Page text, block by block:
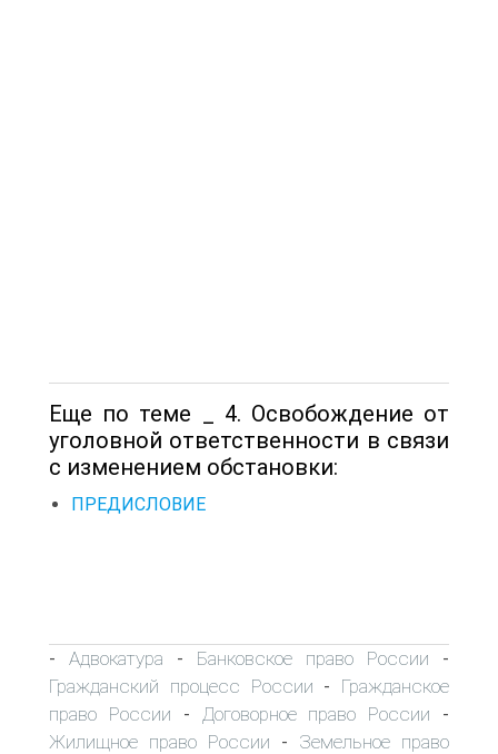
Еще по теме _ 4. Освобождение от
уголовной ответственности в связи
с изменением обстановки:
ПРЕДИСЛОВИЕ
- Адвокатура - Банковское право России -
Гражданский процесс России - Гражданское
право России - Договорное право России -
Жилищное право России - Земельное право